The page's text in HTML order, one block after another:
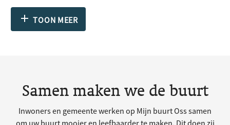
TOON MEER
Samen maken we de buurt
Inwoners en gemeente werken op Mijn buurt Oss samen
om uw buurt mooier en leefbaarder te maken. Dit doen zij